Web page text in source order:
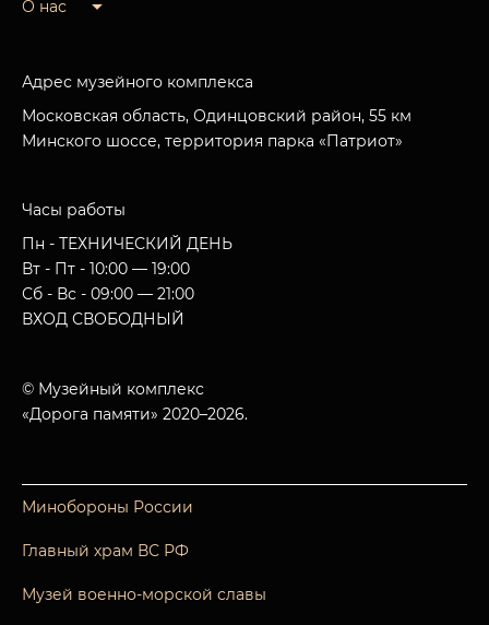
О нас
Адрес музейного комплекса
Московская область, Одинцовский район, 55 км
Минского шоссе, территория парка «Патриот»
Часы работы
Пн - ТЕХНИЧЕСКИЙ ДЕНЬ
Вт - Пт - 10:00 — 19:00
Сб - Вс - 09:00 — 21:00
ВХОД СВОБОДНЫЙ
© Музейный комплекс
«Дорога памяти» 2020–2026.
Минобороны России
Главный храм ВС РФ
Музей военно-морской славы